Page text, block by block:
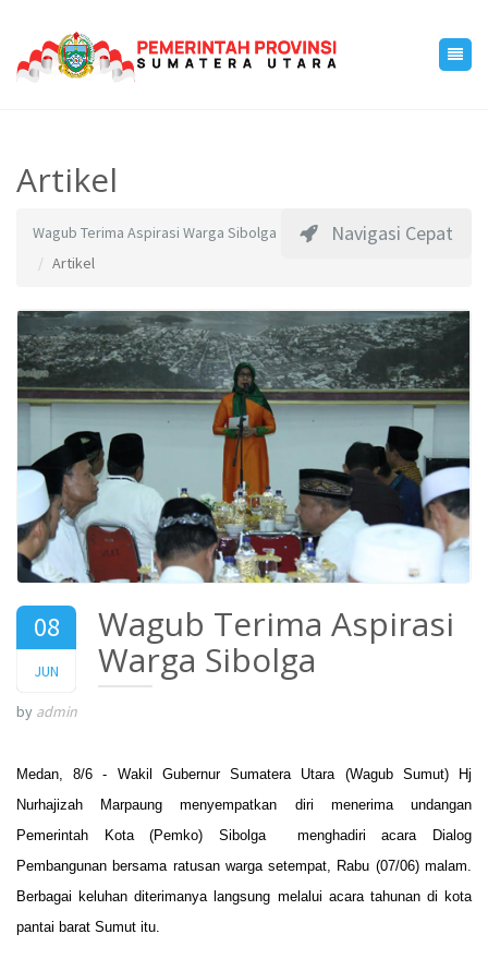
Artikel
Navigasi Cepat
Wagub Terima Aspirasi Warga Sibolga
Artikel
08
JUN
2017
Wagub Terima Aspirasi
Warga Sibolga
by admin
Medan, 8/6 - Wakil Gubernur Sumatera Utara (Wagub Sumut) Hj
Nurhajizah Marpaung menyempatkan diri menerima undangan
Pemerintah Kota (Pemko) Sibolga menghadiri acara Dialog
Pembangunan bersama ratusan warga setempat, Rabu (07/06) malam.
Berbagai keluhan diterimanya langsung melalui acara tahunan di kota
pantai barat Sumut itu.